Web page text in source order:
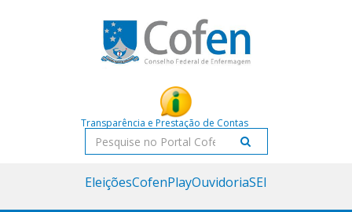
Transparência e Prestação de Contas
Pesquisar
EleiçõesCofenPlayOuvidoriaSEI